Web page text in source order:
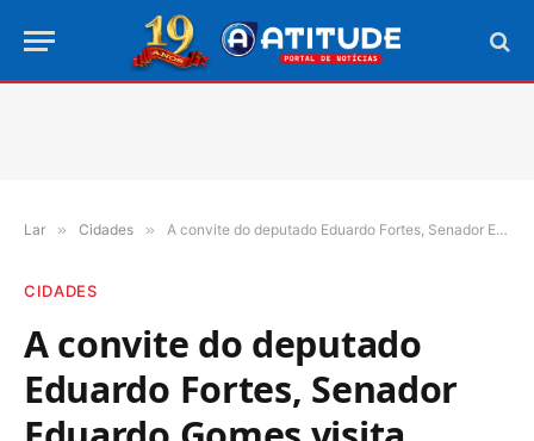
Lar » Cidades » A convite do deputado Eduardo Fortes, Senador Eduardo Gomes visita horta comunitária em Gurupi
CIDADES
A convite do deputado
Eduardo Fortes, Senador